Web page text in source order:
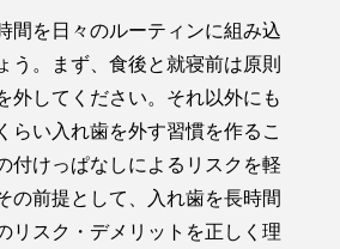
間を日々のルーティンに組み込
う。まず、食後と就寝前は原則
外してください。それ以外にも
らい入れ歯を外す習慣を作るこ
付けっぱなしによるリスクを軽
の前提として、入れ歯を長時間
リスク・デメリットを正しく理